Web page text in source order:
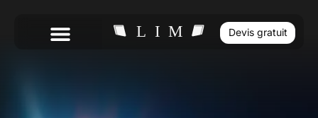
Devis gratuit